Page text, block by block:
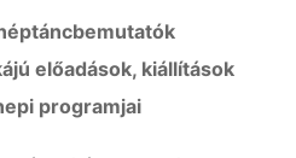
előadások, kiállítások
programjai